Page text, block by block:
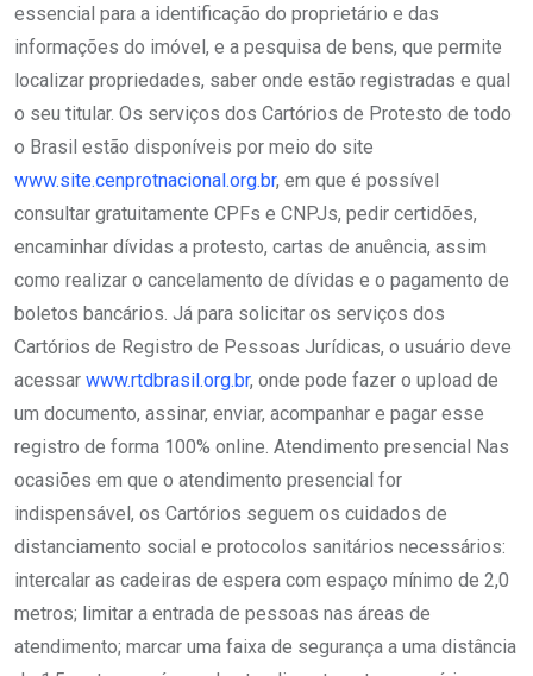
essencial para a identificação do proprietário e das
informações do imóvel, e a pesquisa de bens, que permite
localizar propriedades, saber onde estão registradas e qual
o seu titular. Os serviços dos Cartórios de Protesto de todo
o Brasil estão disponíveis por meio do site
www.site.cenprotnacional.org.br, em que é possível
consultar gratuitamente CPFs e CNPJs, pedir certidões,
encaminhar dívidas a protesto, cartas de anuência, assim
como realizar o cancelamento de dívidas e o pagamento de
boletos bancários. Já para solicitar os serviços dos
Cartórios de Registro de Pessoas Jurídicas, o usuário deve
acessar www.rtdbrasil.org.br, onde pode fazer o upload de
um documento, assinar, enviar, acompanhar e pagar esse
registro de forma 100% online. Atendimento presencial Nas
ocasiões em que o atendimento presencial for
indispensável, os Cartórios seguem os cuidados de
distanciamento social e protocolos sanitários necessários:
intercalar as cadeiras de espera com espaço mínimo de 2,0
metros; limitar a entrada de pessoas nas áreas de
atendimento; marcar uma faixa de segurança a uma distância